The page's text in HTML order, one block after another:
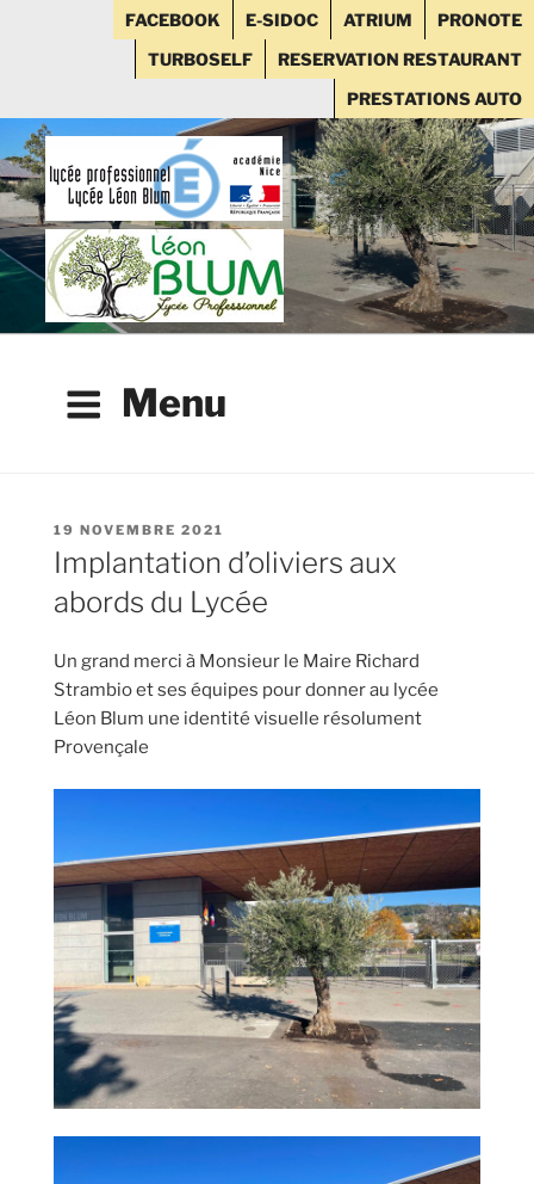
FACEBOOK E-SIDOC ATRIUM
PRONOTE
TURBOSELF
RESERVATION RESTAURANT
PRESTATIONS AUTO
Aller
au
contenu
principal
Menu
PUBLIÉ
LE
19 NOVEMBRE 2021
Implantation d’oliviers aux
abords du Lycée
Un grand merci à Monsieur le Maire Richard
Strambio et ses équipes pour donner au lycée
Léon Blum une identité visuelle résolument
Provençale